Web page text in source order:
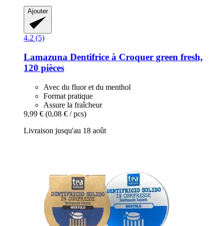
Ajouter
4.2 (5)
Lamazuna Dentifrice à Croquer green fresh,
120 pièces
Avec du fluor et du menthol
Format pratique
Assure la fraîcheur
9,99 € (0,08 € / pcs)
Livraison jusqu'au 18 août